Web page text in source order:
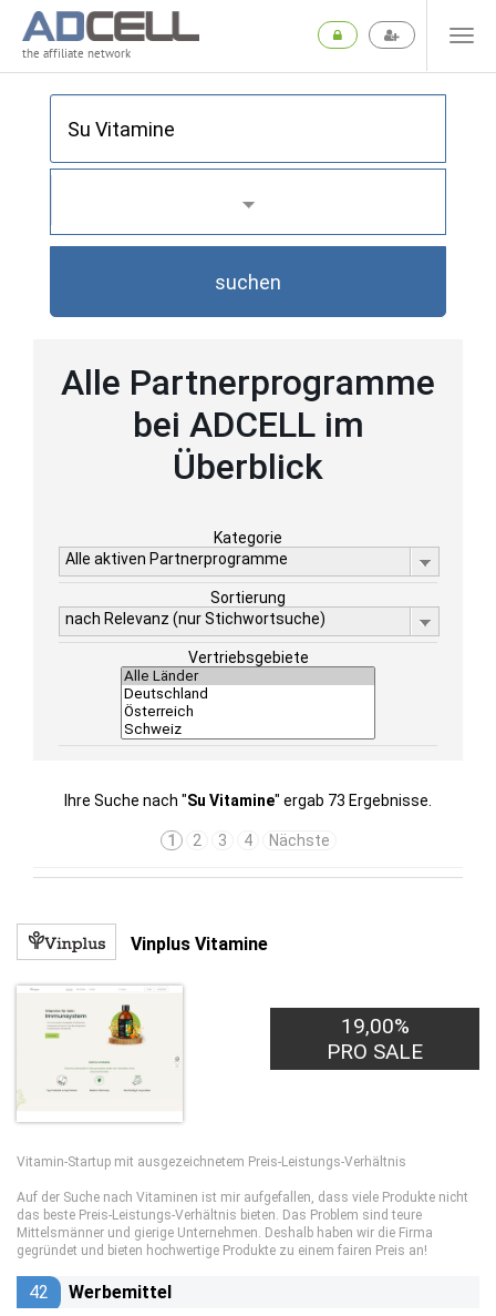
the affiliate network
suchen
Alle Partnerprogramme
bei ADCELL im
Überblick
Kategorie
Alle aktiven Partnerprogramme
Sortierung
nach Relevanz (nur Stichwortsuche)
Vertriebsgebiete
Ihre Suche nach "Su Vitamine" ergab 73 Ergebnisse.
1 2 3 4 Nächste
Vinplus Vitamine
19,00%
PRO SALE
Vitamin-Startup mit ausgezeichnetem Preis-Leistungs-Verhältnis
Auf der Suche nach Vitaminen ist mir aufgefallen, dass viele Produkte nicht
das beste Preis-Leistungs-Verhältnis bieten. Das Problem sind teure
Mittelsmänner und gierige Unternehmen. Deshalb haben wir die Firma
gegründet und bieten hochwertige Produkte zu einem fairen Preis an!
42 Werbemittel